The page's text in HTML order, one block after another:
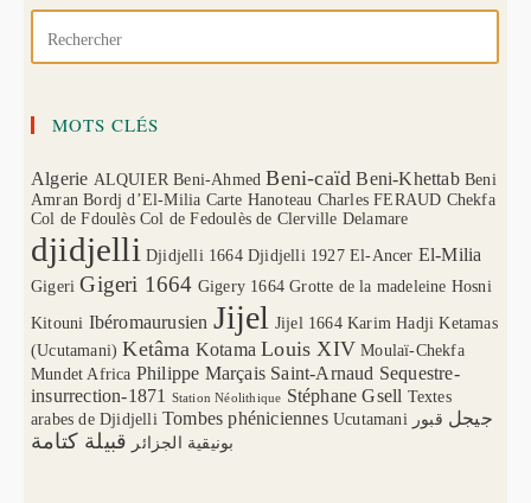
MOTS CLÉS
Algerie ALQUIER Beni-Ahmed Beni-caïd Beni-Khettab Beni
Amran Bordj d’El-Milia Carte Hanoteau Charles FERAUD Chekfa
Col de Fdoulès Col de Fedoulès de Clerville Delamare
djidjelli Djidjelli 1664 Djidjelli 1927 El-Ancer El-Milia
Gigeri Gigeri 1664 Gigery 1664 Grotte de la madeleine Hosni
Kitouni Ibéromaurusien Jijel Jijel 1664 Karim Hadji Ketamas
(Ucutamani) Ketâma Kotama Louis XIV Moulaï-Chekfa
Mundet Africa Philippe Marçais Saint-Arnaud Sequestre-
insurrection-1871
Station Néolithique Stéphane Gsell Textes
arabes de Djidjelli Tombes phéniciennes Ucutamani جيجل قبور
بونيقية الجزائر قبيلة كتامة